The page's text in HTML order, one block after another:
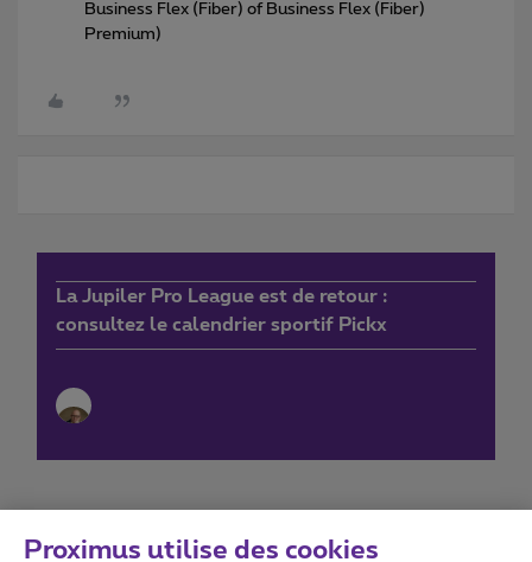
Business Flex (Fiber) of Business Flex (Fiber)
Premium)
La Jupiler Pro League est de retour :
consultez le calendrier sportif Pickx
Proximus utilise des cookies